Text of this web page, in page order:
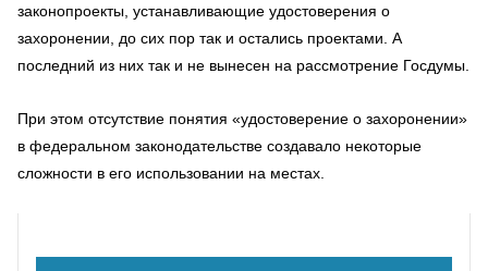
законопроекты, устанавливающие удостоверения о
захоронении, до сих пор так и остались проектами. А
последний из них так и не вынесен на рассмотрение Госдумы.
При этом отсутствие понятия «удостоверение о захоронении»
в федеральном законодательстве создавало некоторые
сложности в его использовании на местах.